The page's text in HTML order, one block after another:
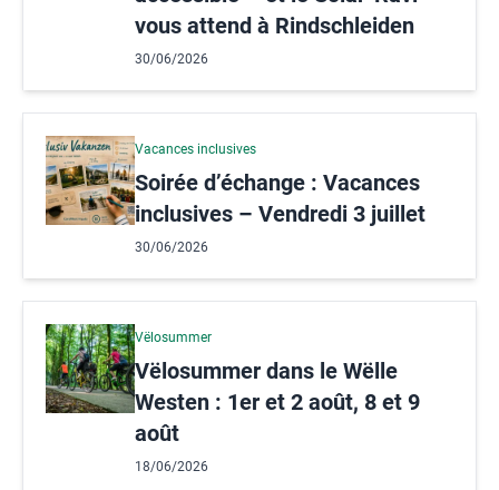
vous attend à Rindschleiden
30/06/2026
Vacances inclusives
Soirée d’échange : Vacances
inclusives – Vendredi 3 juillet
30/06/2026
Vëlosummer
Vëlosummer dans le Wëlle
Westen : 1er et 2 août, 8 et 9
août
18/06/2026